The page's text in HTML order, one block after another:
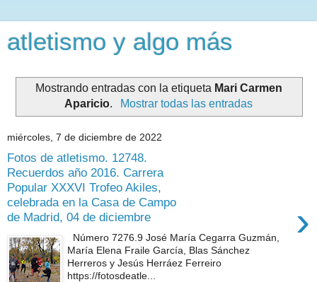
atletismo y algo más
Mostrando entradas con la etiqueta Mari Carmen
Aparicio. Mostrar todas las entradas
miércoles, 7 de diciembre de 2022
Fotos de atletismo. 12748.
Recuerdos año 2016. Carrera
Popular XXXVI Trofeo Akiles,
celebrada en la Casa de Campo
de Madrid, 04 de diciembre
›
Número 7276.9 José María Cegarra Guzmán,
María Elena Fraile García, Blas Sánchez
Herreros y Jesús Herráez Ferreiro
https://fotosdeatle...